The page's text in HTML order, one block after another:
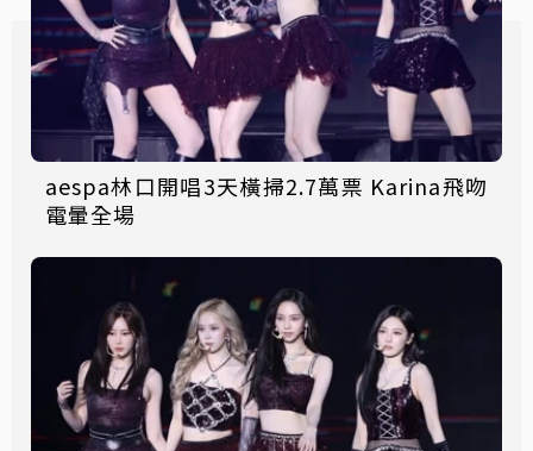
aespa林口開唱3天橫掃2.7萬票 Karina飛吻
電暈全場